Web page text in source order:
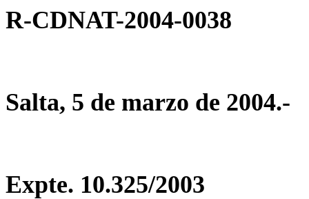
R-CDNAT-2004-0038
Salta, 5 de marzo de 2004.-
Expte. 10.325/2003